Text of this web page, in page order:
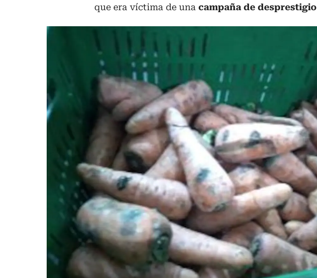
que era víctima de una campaña de desprestigio